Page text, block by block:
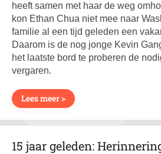
heeft samen met haar de weg
kon Ethan Chua niet mee naar
familie al een tijd geleden een
Daarom is de nog jonge Kevin
het laatste bord te proberen de
vergaren.
Lees meer >
15 jaar geleden: